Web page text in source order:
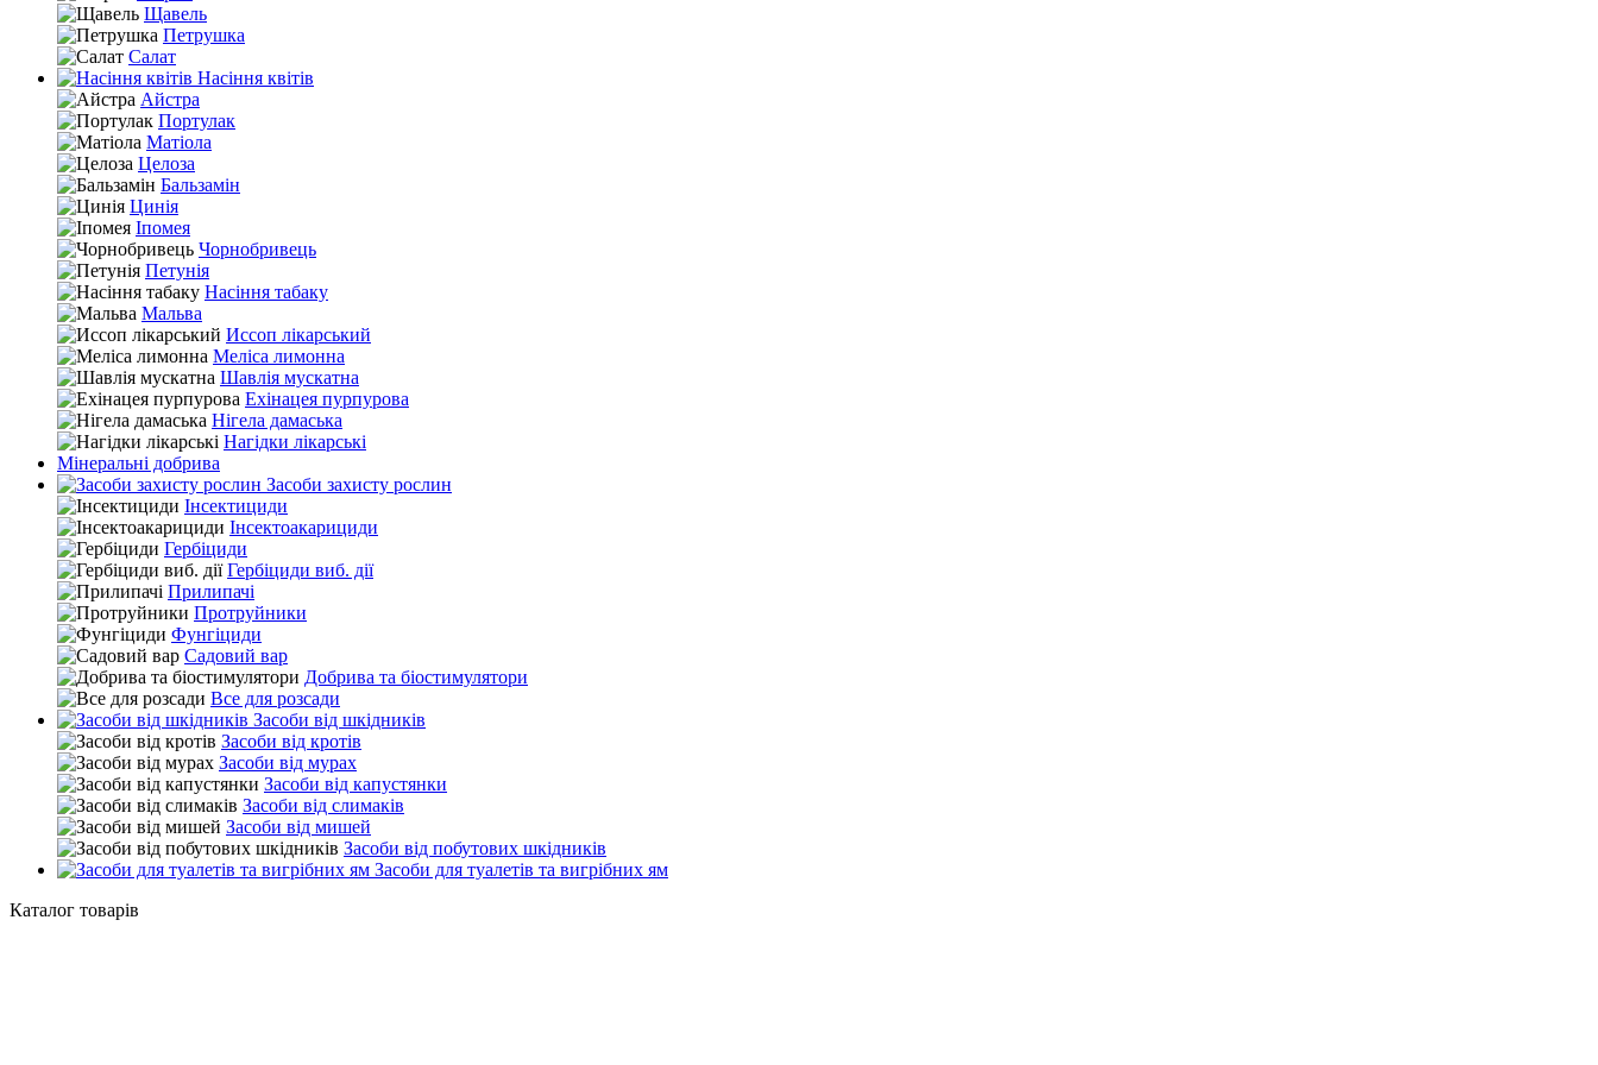
Щавель
Петрушка
Салат
Насіння квітів
Айстра
Портулак
Матіола
Целоза
Бальзамін
Цинія
Іпомея
Чорнобривець
Петунія
Насіння табаку
Мальва
Иссоп лікарський
Меліса лимонна
Шавлія мускатна
Ехінацея пурпурова
Нігела дамаська
Нагідки лікарські
Мінеральні добрива
Засоби захисту рослин
Інсектициди
Інсектоакарициди
Гербіциди
Гербіциди виб. дії
Прилипачі
Протруйники
Фунгіциди
Садовий вар
Добрива та біостимулятори
Все для розсади
Засоби від шкідників
Засоби від кротів
Засоби від мурах
Засоби від капустянки
Засоби від слимаків
Засоби від мишей
Засоби від побутових шкідників
Засоби для туалетів та вигрібних ям
Каталог товарів